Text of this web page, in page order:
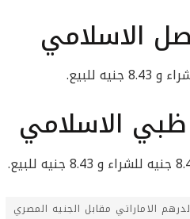
الاسلامي
ظبي الاسلامي
الاماراتي مقابل الجنيه المصري